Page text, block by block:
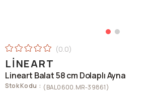
0.0
LINEART
Lineart Balat 58 cm Dolaplı Ayna
Stok Kodu (BAL0600.MR-39861)